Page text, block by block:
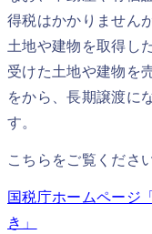
得税はかかりません
土地や建物を取得し
受けた土地や建物を
をから、長期譲渡に
す。
こちらをご覧ください
国税庁ホームページ
き」